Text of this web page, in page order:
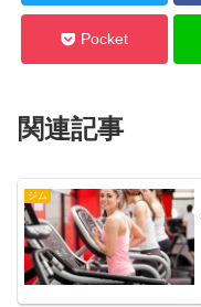
Pocket
関連記事
ジム